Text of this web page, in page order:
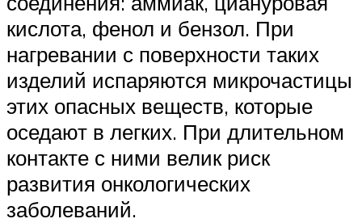
кислота, фенол и бензол. При
нагревании с поверхности таких
изделий испаряются микрочастицы
этих опасных веществ, которые
оседают в легких. При длительном
контакте с ними велик риск
развития онкологических
заболеваний.